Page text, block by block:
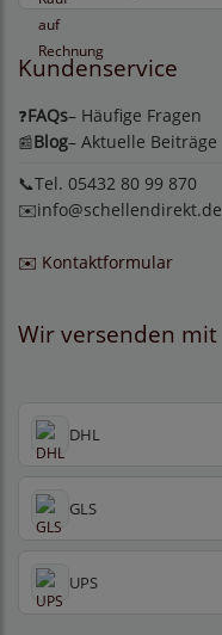
Kundenservice
❓FAQs– Häufige Fragen
📰Blog– Aktuelle Beiträge
📞Tel. 05432 80 99 870
✉️info@schellendirekt.de
✉️ Kontaktformular
Wir versenden mit
DHL
GLS
UPS